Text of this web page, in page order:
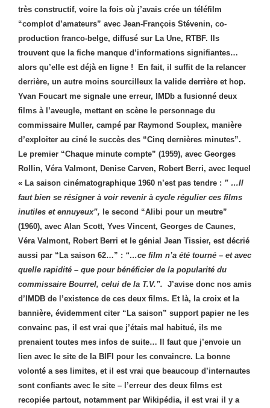
très constructif, voire la fois où j’avais crée un téléfilm
“complot d’amateurs” avec Jean-François Stévenin, co-
production franco-belge, diffusé sur La Une, RTBF. Ils
trouvent que la fiche manque d’informations signifiantes…
alors qu’elle est déjà en ligne ! En fait, il suffit de la relancer
derrière, un autre moins sourcilleux la valide derrière et hop.
Yvan Foucart me signale une erreur, IMDb a fusionné deux
films à l’aveugle, mettant en scène le personnage du
commissaire Muller, campé par Raymond Souplex, manière
d’exploiter au ciné le succès des “Cinq dernières minutes”.
Le premier “Chaque minute compte” (1959), avec Georges
Rollin, Véra Valmont, Denise Carven, Robert Berri, avec lequel
« La saison cinématographique 1960 n’est pas tendre : ” …Il
faut bien se résigner à voir revenir à cycle régulier ces films
inutiles et ennuyeux”, le second “Alibi pour un meutre”
(1960), avec Alan Scott, Yves Vincent, Georges de Caunes,
Véra Valmont, Robert Berri et le génial Jean Tissier, est décrié
aussi par “La saison 62…” : “…ce film n’a été tourné – et avec
quelle rapidité – que pour bénéficier de la popularité du
commissaire Bourrel, celui de la T.V.”. J’avise donc nos amis
d’IMDB de l’existence de ces deux films. Et là, la croix et la
bannière, évidemment citer “La saison” support papier ne les
convainc pas, il est vrai que j’étais mal habitué, ils me
prenaient toutes mes infos de suite… Il faut que j’envoie un
lien avec le site de la BIFI pour les convaincre. La bonne
volonté a ses limites, et il est vrai que beaucoup d’internautes
sont confiants avec le site – l’erreur des deux films est
recopiée partout, notamment par Wikipédia, il est vrai il y a